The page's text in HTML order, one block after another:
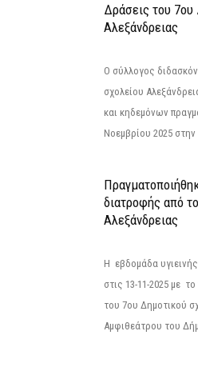
Δράσεις του 7ου
Αλεξάνδρειας
Ο σύλλογος
σχολείου
και κηδεμόνων
Νοεμβρίου 2025
διατροφής από
Αλεξάνδρειας
Η εβδομάδα
στις 13-11-2025 με
του 7ου Δημοτικού
Αμφιθεάτρου του